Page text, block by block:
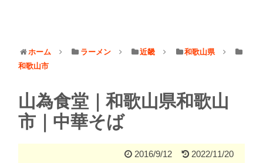
ホーム ラーメン 近畿
和歌山県
和歌山市
山為食堂｜和歌山県和歌山
市｜中華そば
2016/9/12 2022/11/20